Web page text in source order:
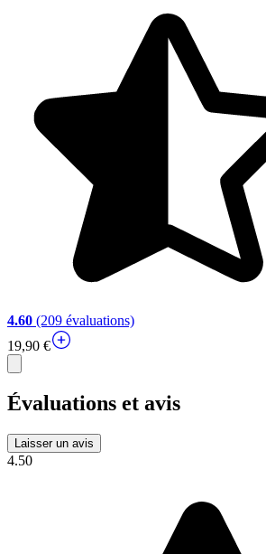
4.60 (209 évaluations)
19,90 €
Évaluations et avis
Laisser un avis
4.50